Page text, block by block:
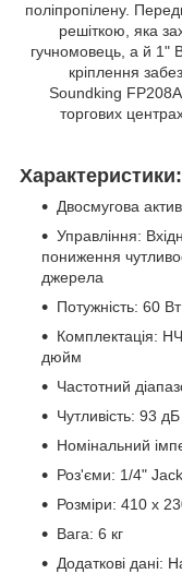
поліпропілену.
решіткою, яка
гучномовець, а й 1"
кріплення
Soundking
торгових
Характеристики:
Двосмугова
Управління:
пониження
джерела
Потужність: 60 Вт
Комплектація:
дюйм
Частотний
Чутливість: 93 дБ
Номінальний
Роз'єми: 1/4"
Розміри: 410 х
Вага: 6 кг
Додаткові дані: